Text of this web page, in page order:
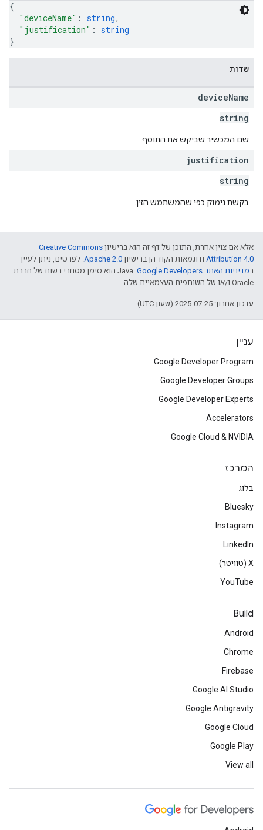
{
"deviceName" : string,
"justification" : string
}
שדות
deviceName
string
שם המכשיר שביקש את התוסף.
justification
string
בקשת נימוק כפי שהמשתמש הזין.
אלא אם צוין אחרת, התוכן של דף זה הוא ברישיון Creative Commons
Attribution 4.0 ודוגמאות הקוד הן ברישיון Apache 2.0. לפרטים, ניתן לעיין
במדיניות האתר Google Developers‏
.‏ Java הוא סימן מסחרי רשום של חברת
Oracle ו/או של השותפים העצמאיים שלה.
עדכון אחרון: 2025-07-25 (שעון UTC).
עניין
Google Developer Program
Google Developer Groups
Google Developer Experts
Accelerators
Google Cloud & NVIDIA
המרכז
בלוג
Bluesky
Instagram
LinkedIn
‫X (טוויטר)
YouTube
Build
Android
Chrome
Firebase
Google AI Studio
Google Antigravity
Google Cloud
Google Play
View all